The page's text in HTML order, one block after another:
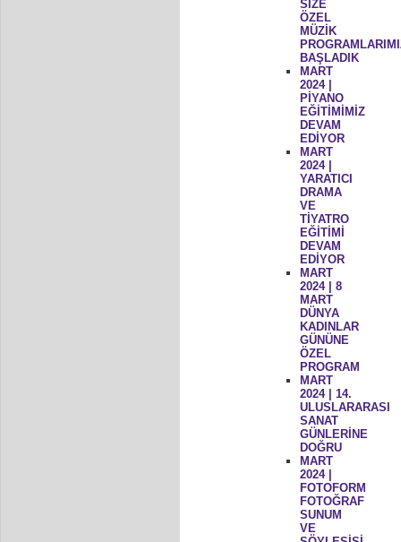
SİZE
ÖZEL
MÜZİK
BAŞLADIK
MART
2024 |
PİYANO
EĞİTİMİMİZ
DEVAM
EDİYOR
MART
2024 |
YARATICI
DRAMA
VE
TİYATRO
EĞİTİMİ
DEVAM
EDİYOR
MART
2024 | 8
MART
DÜNYA
KADINLAR
GÜNÜNE
ÖZEL
PROGRAM
MART
2024 | 14.
ULUSLARARASI
SANAT
GÜNLERİNE
DOĞRU
MART
2024 |
FOTOFORM
FOTOĞRAF
SUNUM
VE